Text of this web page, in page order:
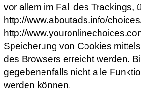
vor allem im Fall des Trackings,
http://www.aboutads.info/
http://
Speicherung von Cookies
des Browsers erreicht werden.
gegebenenfalls nicht alle
werden können.